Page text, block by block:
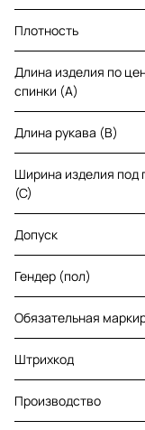
Плотность
Длина изделия по
спинки (A)
Длина рукава (B)
Ширина изделия под
(С)
Допуск
Гендер (пол)
Обязательная
Штрихкод
Производство